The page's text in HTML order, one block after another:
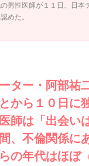
男性医師が１１日、日
めた。
ター・阿部祐
から１０日に
師は「出会い
、不倫関係に
の年代はほぼ